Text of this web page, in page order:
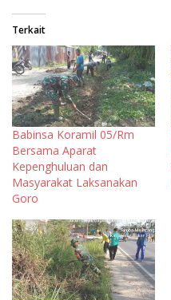
Terkait
Babinsa Koramil 05/Rm
Bersama Aparat
Kepenghuluan dan
Masyarakat Laksanakan
Goro